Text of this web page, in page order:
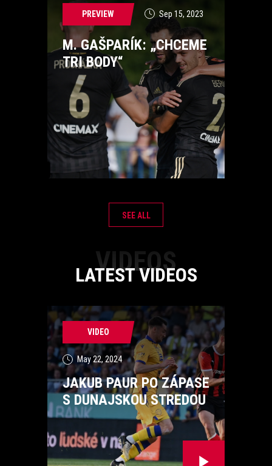
PREVIEW Sep 15, 2023
M. GAŠPARÍK: „CHCEME
TRI BODY“
SEE ALL
VIDEOS
LATEST VIDEOS
VIDEO
May 22, 2024
JAKUB PAUR PO ZÁPASE
S DUNAJSKOU STREDOU